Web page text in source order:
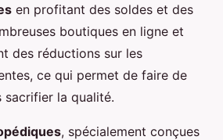
en profitant des soldes et des
boutiques en ligne et
des réductions sur les
ce qui permet de faire de
sacrifier la qualité.
, spécialement conçues